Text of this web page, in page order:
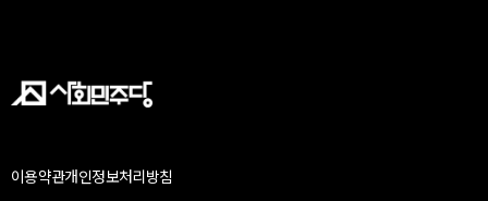
이용약관개인정보처리방침